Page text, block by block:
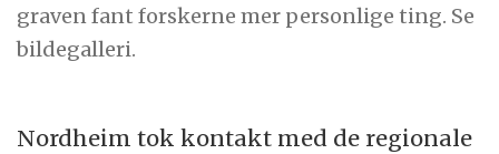
graven fant forskerne mer personlige ting. Se
bildegalleri.
Nordheim tok kontakt med de regionale